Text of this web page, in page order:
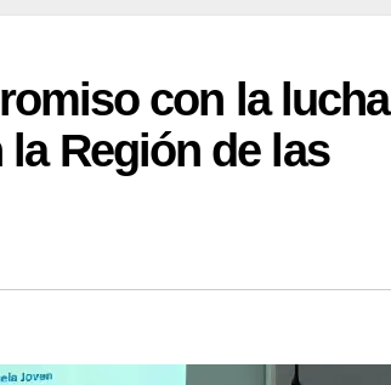
con la lucha
Región de las